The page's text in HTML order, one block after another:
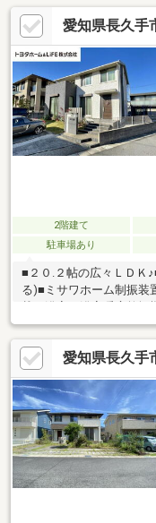
価書付住宅・資産価値を
テナンス60年長期サポー
障等なく室内大変綺麗♪
ス費用が安く済みます。
み・家計に優しい太陽光
円（※現状）・オール電化
愛知県長久手
2階建て
駐車場あり
■２０.２帖の広々ＬＤＫ
る)■ミサワホーム制振装
ム、人造大理石バスタブ
ン：人造大理石キッチン
リビング：床暖房＊＊ぜ
の他法令：都市再生特別
街化調整区域のため、原
による分譲地のため住宅
愛知県長久手